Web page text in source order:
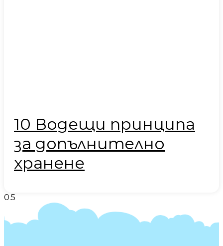
10 Водещи принципа
за допълнително
хранене